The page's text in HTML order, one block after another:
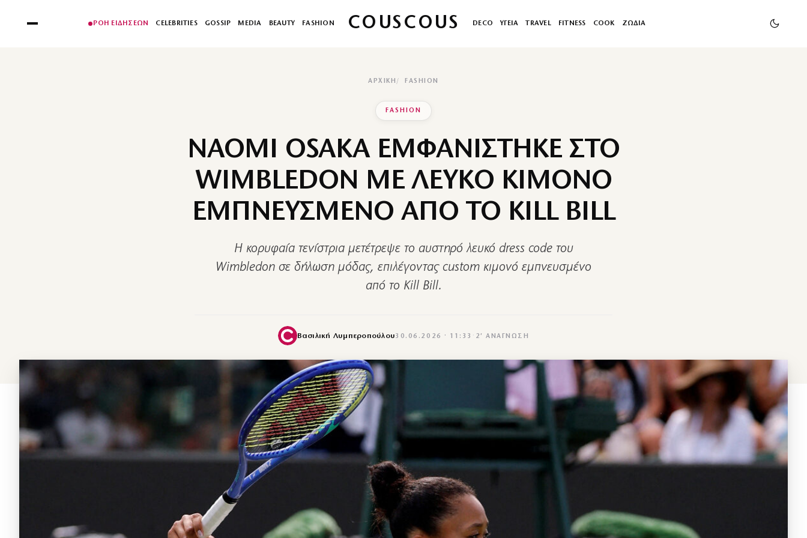
ΡΟΗ ΕΙΔΗΣΕΩΝ CELEBRITIES GOSSIP MEDIA BEAUTY FASHION COUSCOUS DECO ΥΓΕΙΑ TRAVEL FITNESS COOK ΖΩΔΙΑ
ΑΡΧΙΚΉ FASHION
FASHION
NAOMI OSAKA ΕΜΦΑΝΙΣΤΗΚΕ ΣΤΟ
WIMBLEDON ΜΕ ΛΕΥΚΟ ΚΙΜΟΝΟ
ΕΜΠΝΕΥΣΜΕΝΟ ΑΠΟ ΤΟ KILL BILL
Η κορυφαία τενίστρια μετέτρεψε το αυστηρό λευκό dress code του
Wimbledon σε δήλωση μόδας, επιλέγοντας custom κιμονό εμπνευσμένο
από το Kill Bill.
Βασιλική Λυμπεροπούλου30.06.2026 · 11:33 · 2′ ΑΝΆΓΝΩΣΗ